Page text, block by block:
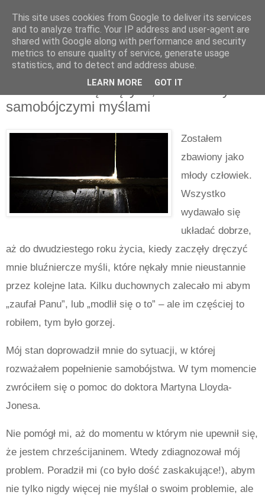
środa, października 18, 2023
Co zrobić z dręczącymi, bluźnierczymi i
samobójczymi myślami
Zostałem
zbawiony jako
młody człowiek.
Wszystko
wydawało się
układać dobrze,
aż do dwudziestego roku życia, kiedy zaczęły dręczyć
mnie bluźniercze myśli, które nękały mnie nieustannie
przez kolejne lata. Kilku duchownych zalecało mi abym
„zaufał Panu”, lub „modlił się o to” – ale im częściej to
robiłem, tym było gorzej.
Mój stan doprowadził mnie do sytuacji, w której
rozważałem popełnienie samobójstwa. W tym momencie
zwróciłem się o pomoc do doktora Martyna Lloyda-
Jonesa.
Nie pomógł mi, aż do momentu w którym nie upewnił się,
że jestem chrześcijaninem. Wtedy zdiagnozował mój
problem. Poradził mi (co było dość zaskakujące!), abym
nie tylko nigdy więcej nie myślał o swoim problemie, ale
This site uses cookies from Google to deliver its services
and to analyze traffic. Your IP address and user-agent are
shared with Google along with performance and security
metrics to ensure quality of service, generate usage
statistics, and to detect and address abuse.
LEARN MORE GOT IT